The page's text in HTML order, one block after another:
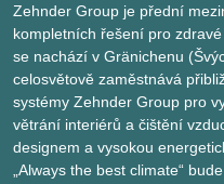
Zehnder Group je přední
kompletních řešení pro
se nachází v Gränichenu
celosvětově zaměstnává
systémy Zehnder Group pro
větrání interiérů a čištění
designem a vysokou
„Always the best climate“